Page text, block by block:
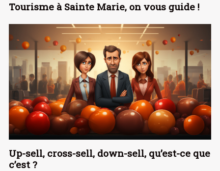
Tourisme à Sainte Marie, on vous guide !
Up-sell, cross-sell, down-sell, qu’est-ce que
c’est ?